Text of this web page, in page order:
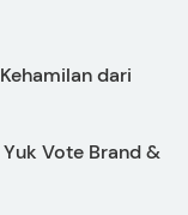
dari
Vote Brand &